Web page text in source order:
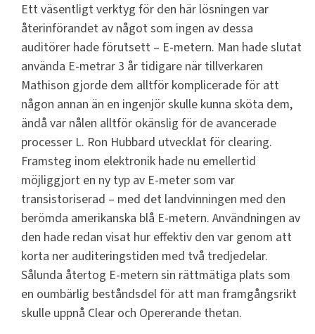
Ett väsentligt verktyg för den här lösningen var
återinförandet av något som ingen av dessa
auditörer hade förutsett – E-metern. Man hade slutat
använda E-metrar 3 år tidigare när tillverkaren
Mathison gjorde dem alltför komplicerade för att
någon annan än en ingenjör skulle kunna sköta dem,
ändå var nålen alltför okänslig för de avancerade
processer L. Ron Hubbard utvecklat för clearing.
Framsteg inom elektronik hade nu emellertid
möjliggjort en ny typ av E-meter som var
transistoriserad – med det landvinningen med den
berömda amerikanska blå E-metern. Användningen av
den hade redan visat hur effektiv den var genom att
korta ner auditeringstiden med två tredjedelar.
Sålunda återtog E-metern sin rättmätiga plats som
en oumbärlig beståndsdel för att man framgångsrikt
skulle uppnå Clear och Opererande thetan.